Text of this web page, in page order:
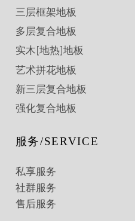
三层框架地板
多层复合地板
实木[地热]地板
艺术拼花地板
新三层复合地板
强化复合地板
服务/SERVICE
私享服务
社群服务
售后服务